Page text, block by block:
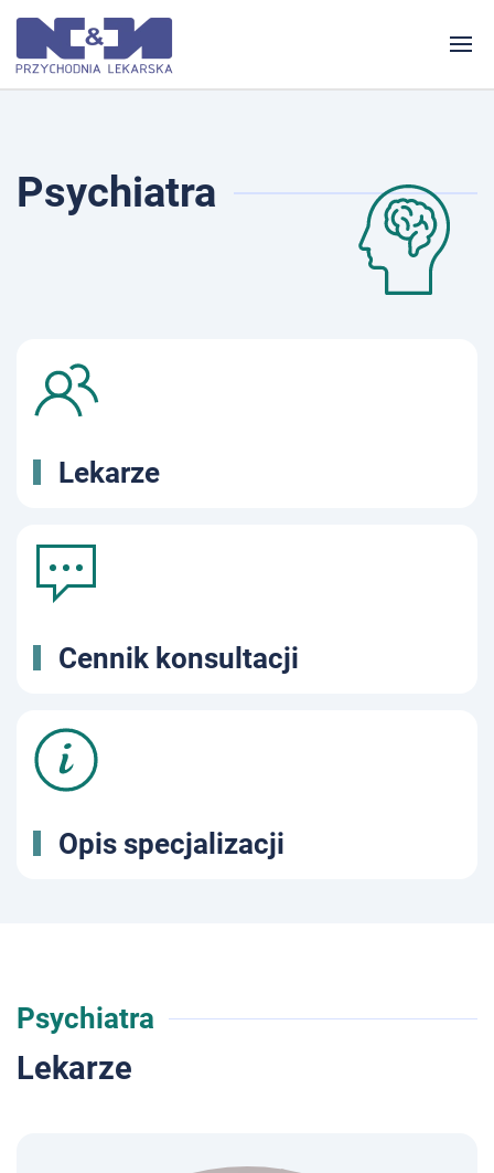
Psychiatra
Lekarze
Cennik konsultacji
Opis specjalizacji
Psychiatra
Lekarze